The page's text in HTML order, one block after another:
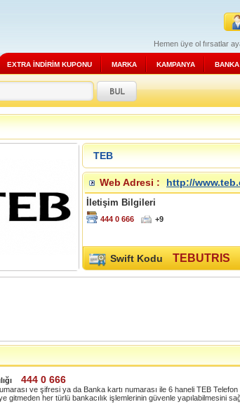
Hemen üye ol fırsatlar
EXTRA İNDİRİM KUPONU MARKA KAMPANYA BANKA
TEB
Web Adresi : http://
İletişim Bilgileri
444 0 666 +9
Swift Kodu TEBUTRIS
444 0 666
ve şifresi ya da Banka kartı numarası ile 6 haneli TEB
gitmeden her türlü bankacılık işlemlerinin güvenle yapılabilmesini